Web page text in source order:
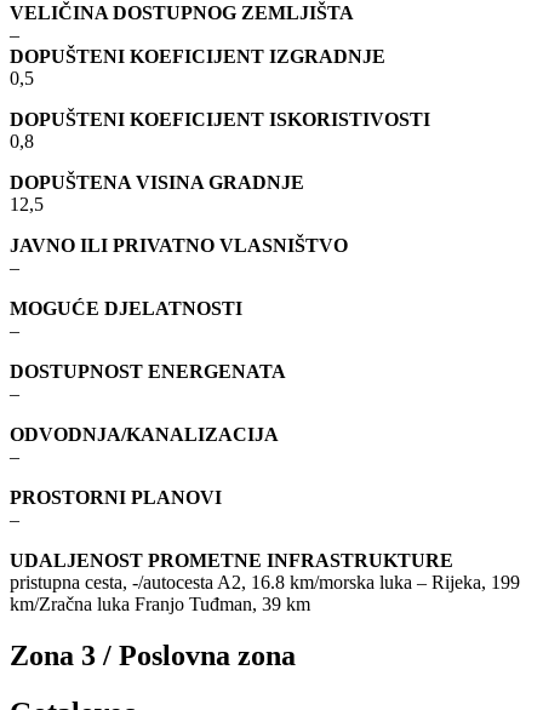
VELIČINA DOSTUPNOG ZEMLJIŠTA
–
DOPUŠTENI KOEFICIJENT IZGRADNJE
0,5
DOPUŠTENI KOEFICIJENT ISKORISTIVOSTI
0,8
DOPUŠTENA VISINA GRADNJE
12,5
JAVNO ILI PRIVATNO VLASNIŠTVO
–
MOGUĆE DJELATNOSTI
–
DOSTUPNOST ENERGENATA
–
ODVODNJA/KANALIZACIJA
–
PROSTORNI PLANOVI
–
UDALJENOST PROMETNE INFRASTRUKTURE
pristupna cesta, -/autocesta A2, 16.8 km/morska luka – Rijeka, 199
km/Zračna luka Franjo Tuđman, 39 km
Zona 3 / Poslovna zona